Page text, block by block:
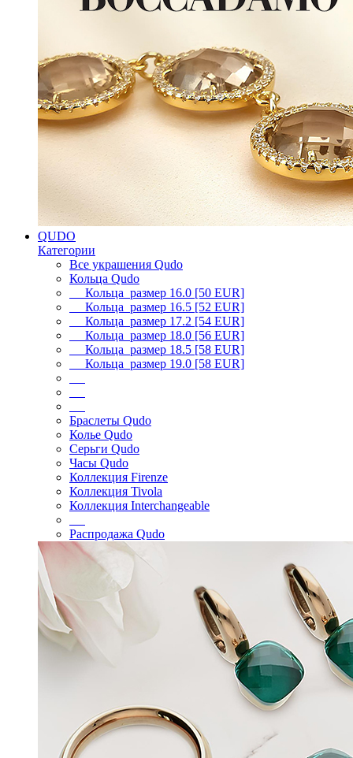
QUDO
Категории
Все украшения Qudo
Кольца Qudo
Кольца размер 16.0 [50 EUR]
Кольца размер 16.5 [52 EUR]
Кольца размер 17.2 [54 EUR]
Кольца размер 18.0 [56 EUR]
Кольца размер 18.5 [58 EUR]
Кольца размер 19.0 [58 EUR]
Браслеты Qudo
Колье Qudo
Серьги Qudo
Часы Qudo
Коллекция Firenze
Коллекция Tivola
Коллекция Interchangeable
Распродажа Qudo